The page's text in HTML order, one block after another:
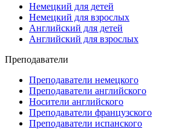
Немецкий для детей
Немецкий для взрослых
Английский для детей
Английский для взрослых
Преподаватели
Преподаватели немецкого
Преподаватели английского
Носители английского
Преподаватели французского
Преподаватели испанского